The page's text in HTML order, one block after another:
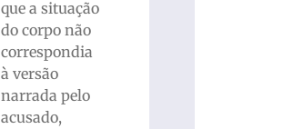
que a situação
do corpo não
correspondia
à versão
narrada pelo
acusado,